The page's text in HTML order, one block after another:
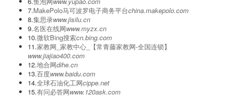
7.MakePolo马可波罗电子商务平台china.makepolo.com
8.集思录www.jisilu.cn
9.名医在线网www.myzx.cn
10.微软Bing搜索cn.bing.com
11.家教网_家教中心_【常青藤家教网-全国连锁】
www.jiajiao400.com
12.地合网dihe.cn
13.百度www.baidu.com
14.全球石油化工网cippe.net
15.有问必答网www.120ask.com